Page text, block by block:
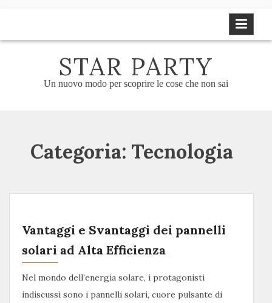
STAR PARTY
Un nuovo modo per scoprire le cose che non sai
Categoria: Tecnologia
Vantaggi e Svantaggi dei pannelli
solari ad Alta Efficienza
Nel mondo dell’energia solare, i protagonisti
indiscussi sono i pannelli solari, cuore pulsante di